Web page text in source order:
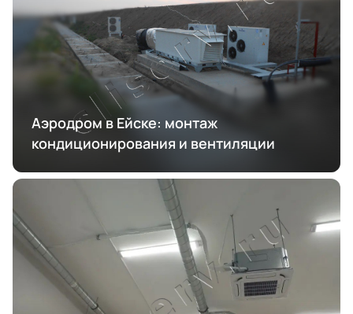
Аэродром в Ейске: монтаж
кондиционирования и вентиляции